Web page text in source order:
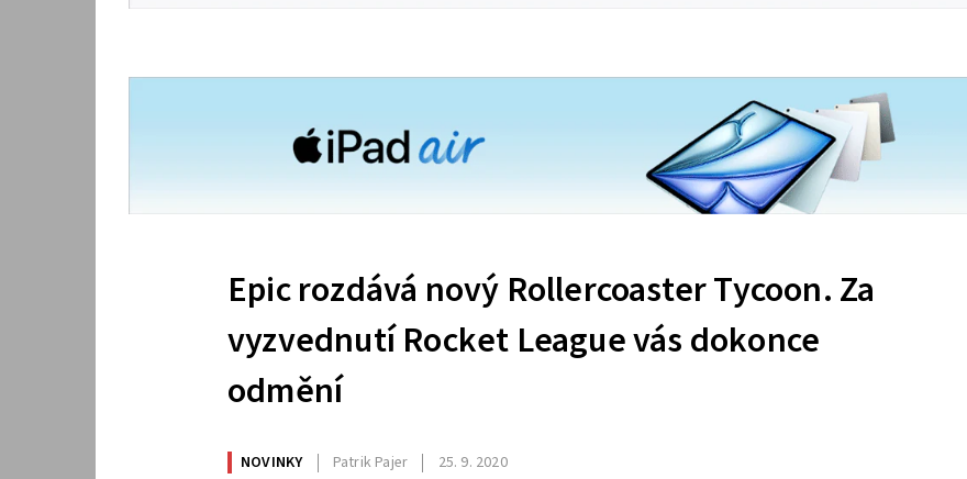
Epic rozdává nový Rollercoaster Tycoon. Za
vyzvednutí Rocket League vás dokonce
odmění
NOVINKY Patrik Pajer 25. 9. 2020